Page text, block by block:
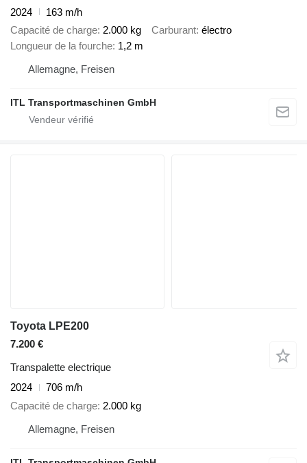
2024
163 m/h
Capacité de charge 2.000 kg Carburant électro
Longueur de la fourche 1,2 m
Allemagne, Freisen
ITL Transportmaschinen GmbH
Toyota LPE200
7.200 €
Transpalette electrique
2024
706 m/h
Capacité de charge 2.000 kg
Allemagne, Freisen